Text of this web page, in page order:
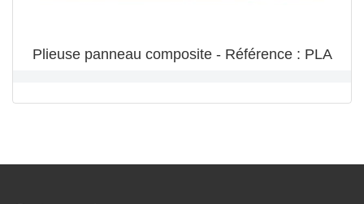
Plieuse panneau composite - Référence : PLA